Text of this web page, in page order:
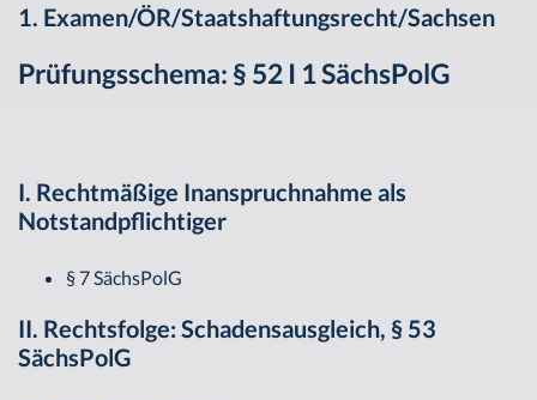
1. Examen/ÖR/Staatshaftungsrecht/Sachsen
Prüfungsschema: § 52 I 1 SächsPolG
I. Rechtmäßige Inanspruchnahme als
Notstandpflichtiger
§ 7 SächsPolG
II. Rechtsfolge: Schadensausgleich, § 53
SächsPolG